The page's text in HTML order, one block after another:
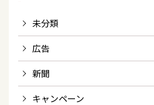
未分類
広告
新聞
キャンペーン